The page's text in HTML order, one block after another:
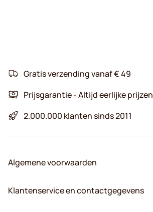
Gratis verzending vanaf € 49
Prijsgarantie - Altijd eerlijke prijzen
2.000.000 klanten sinds 2011
Algemene voorwaarden
Klantenservice en contactgegevens